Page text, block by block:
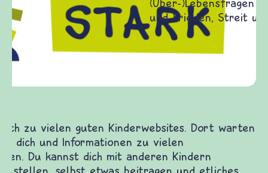
Fragen von Krieg und Frieden, Streit und
Gewalt informiert und einen Austausch zu
diesem Themenbereich ermöglicht. frieden-